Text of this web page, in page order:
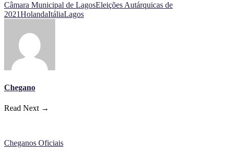
Câmara Municipal de LagosEleições Autárquicas de
2021HolandaItáliaLagos
Chegano
Read Next →
Cheganos Oficiais